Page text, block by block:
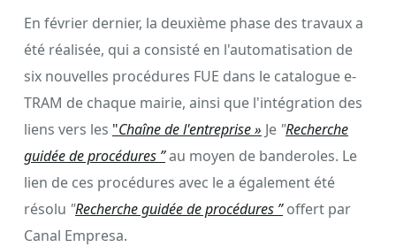
En février dernier, la deuxième phase des travaux a
été réalisée, qui a consisté en l'automatisation de
six nouvelles procédures FUE dans le catalogue e-
TRAM de chaque mairie, ainsi que l'intégration des
liens vers les "Chaîne de l'entreprise » Je "Recherche
guidée de procédures ”au moyen de banderoles. Le
lien de ces procédures avec le a également été
résolu "Recherche guidée de procédures ”offert par
Canal Empresa.